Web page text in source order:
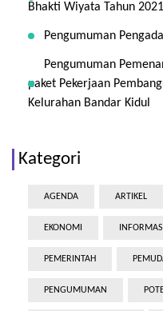
Bhakti Wiyata Tahun 2021
Pengumuman
Pengumuman
paket Pekerjaan
Kelurahan Bandar Kidul
Kategori
AGENDA ARTIKEL
EKONOMI INFORMASI
PEMERINTAH
PENGUMUMAN